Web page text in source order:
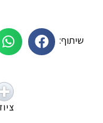
שיתוף: